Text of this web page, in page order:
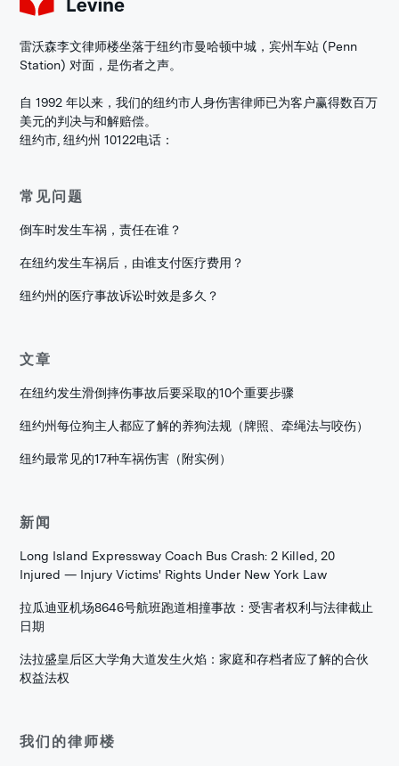
雷沃森李文律师楼坐落于纽约市曼哈顿中城，宾州车站 (Penn
Station) 对面，是伤者之声。
自 1992 年以来，我们的纽约市人身伤害律师已为客户赢得数百万
美元的判决与和解赔偿。
纽约市, 纽约州 10122电话：
常见问题
倒车时发生车祸，责任在谁？
在纽约发生车祸后，由谁支付医疗费用？
纽约州的医疗事故诉讼时效是多久？
文章
在纽约发生滑倒摔伤事故后要采取的10个重要步骤
纽约州每位狗主人都应了解的养狗法规（牌照、牵绳法与咬伤）
纽约最常见的17种车祸伤害（附实例）
新闻
Long Island Expressway Coach Bus Crash: 2 Killed, 20
Injured — Injury Victims' Rights Under New York Law
拉瓜迪亚机场8646号航班跑道相撞事故：受害者权利与法律截止
日期
法拉盛皇后区大学角大道发生火焰：家庭和存档者应了解的合伙
权益法权
我们的律师楼